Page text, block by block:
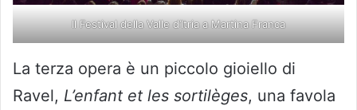
Il Festival della Valle d’Itria a Martina Franca
La terza opera è un piccolo gioiello di
Ravel, L’enfant et les sortilèges, una favola